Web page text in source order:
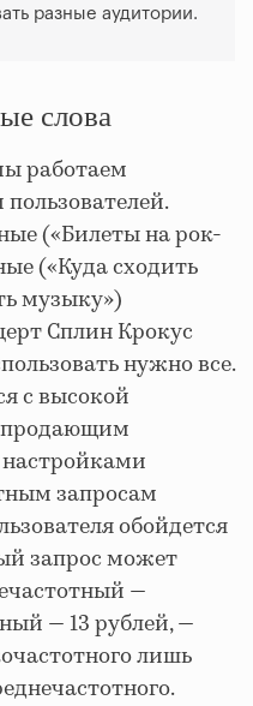
разные аудитории.
слова
работаем
(«Билеты на рок-
(«Куда сходить
музыку»)
Сплин Крокус
нужно все.
с высокой
запросам
обойдется
запрос может
—
— 13 рублей, —
лишь